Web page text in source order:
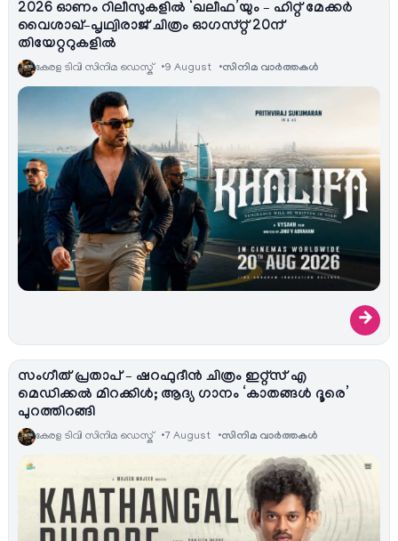
2026 ഓണം റിലീസുകളിൽ ‘ഖലീഫ’യും – ഹിറ്റ് മേക്കർ
വൈശാഖ്–പൃഥ്വിരാജ് ചിത്രം ഓഗസ്റ്റ് 20ന്
തിയേറ്ററുകളിൽ
കേരള ടിവി സിനിമ ഡെസ്ക് 9 August സിനിമ വാര്‍ത്തകള്‍
→
സംഗീത് പ്രതാപ് – ഷറഫുദീൻ ചിത്രം ഇറ്റ്സ് എ
മെഡിക്കൽ മിറക്കിൾ; ആദ്യ ഗാനം ‘കാതങ്ങൾ ദൂരെ’
പുറത്തിറങ്ങി
കേരള ടിവി സിനിമ ഡെസ്ക് 7 August സിനിമ വാര്‍ത്തകള്‍